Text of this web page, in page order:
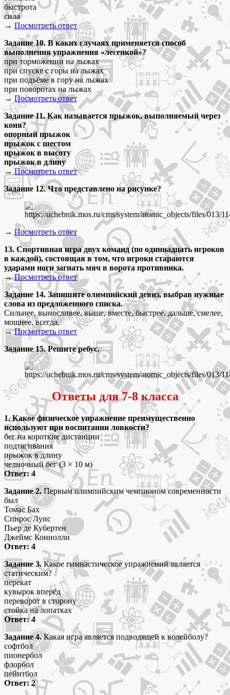
быстрота
сила
→ Посмотреть ответ
Задание 10. В каких случаях применяется способ
выполнения упражнения «лесенкой»?
при торможении на лыжах
при спуске с горы на лыжах
при подъёме в гору на лыжах
при поворотах на лыжах
→ Посмотреть ответ
Задание 11. Как называется прыжок, выполняемый через
коня?
опорный прыжок
прыжок с шестом
прыжок в высоту
прыжок в длину
→ Посмотреть ответ
Задание 12. Что представлено на рисунке?
→Посмотреть ответ
13. Спортивная игра двух команд (по одиннадцать игроков
в каждой), состоящая в том, что игроки стараются
ударами ноги загнать мяч в ворота противника.
→Посмотреть ответ
Задание 14. Запишите олимпийский девиз, выбрав нужные
слова из предложенного списка.
Сильнее, выносливее, выше, вместе, быстрее, дальше, смелее,
мощнее, всегда.
→Посмотреть ответ
Задание 15. Решите ребус.
Ответы для 7-8 класса
1. Какое физическое упражнение преимущественно
используют при воспитании ловкости?
бег на короткие дистанции
подтягивания
прыжок в длину
челночный бег (3 × 10 м)
Ответ: 4
Задание 2.Первым олимпийским чемпионом современности
был
Томас Бах
Спирос Луис
Пьер де Кубертен
Джеймс Коннолли
Ответ: 4
Задание 3. Какое гимнастическое упражнений является
статическим?
перекат
кувырок вперёд
переворот в сторону
стойка на лопатках
Ответ: 4
Задание 4.Какая игра является подводящей к волейболу?
софтбол
пионербол
флорбол
пейнтбол
Ответ: 2